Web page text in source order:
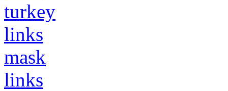
turkey
links
mask
links